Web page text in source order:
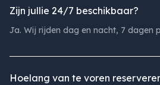
Zijn jullie 24/7 beschikbaar?
Ja. Wij rijden dag en nacht, 7 dagen
Hoelang van te voren